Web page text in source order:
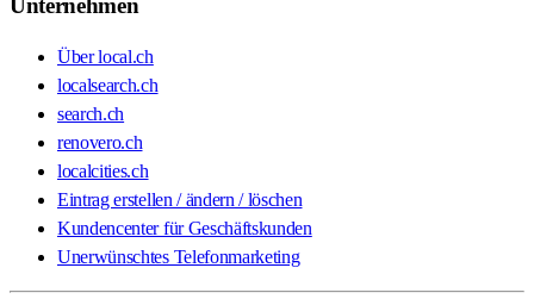
Unternehmen
Über local.ch
localsearch.ch
search.ch
renovero.ch
localcities.ch
Eintrag erstellen / ändern / löschen
Kundencenter für Geschäftskunden
Unerwünschtes Telefonmarketing